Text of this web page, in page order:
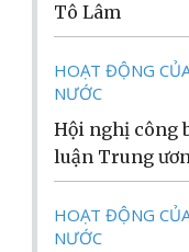
Tô Lâm
HOẠT ĐỘNG
NƯỚC
Hội nghị công
luận Trung
HOẠT ĐỘNG
NƯỚC